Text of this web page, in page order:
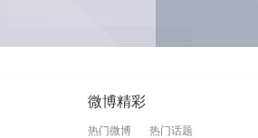
微博精彩
热门微博 热门话题